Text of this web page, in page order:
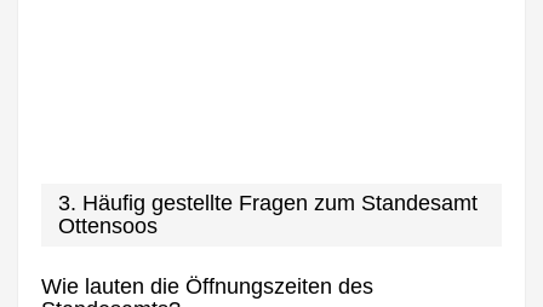
3. Häufig gestellte Fragen zum Standesamt
Ottensoos
Wie lauten die Öffnungszeiten des